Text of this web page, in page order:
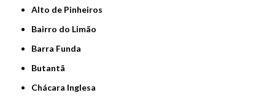
Alto de Pinheiros
Bairro do Limão
Barra Funda
Butantã
Chácara Inglesa